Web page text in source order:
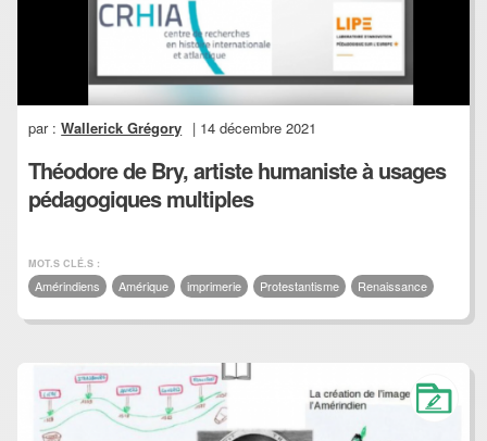
par :Wallerick Grégory | 14 décembre 2021
Théodore de Bry, artiste humaniste à usages
pédagogiques multiples
MOT.S CLÉ.S :
Amérindiens Amérique imprimerie Protestantisme Renaissance